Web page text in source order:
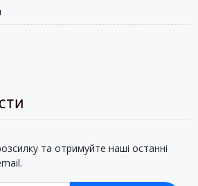
та отримуйте наші останні